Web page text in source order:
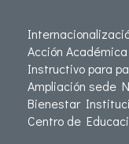
Acción Académica
Instructivo para
Ampliación sede
Bienestar
Centro de